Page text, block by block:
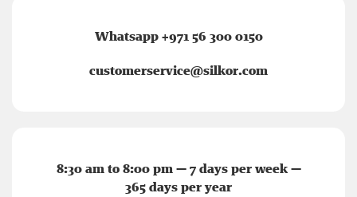
Whatsapp +971 56 300 0150
customerservice@silkor.com
8:30 am to 8:00 pm — 7 days per week —
365 days per year